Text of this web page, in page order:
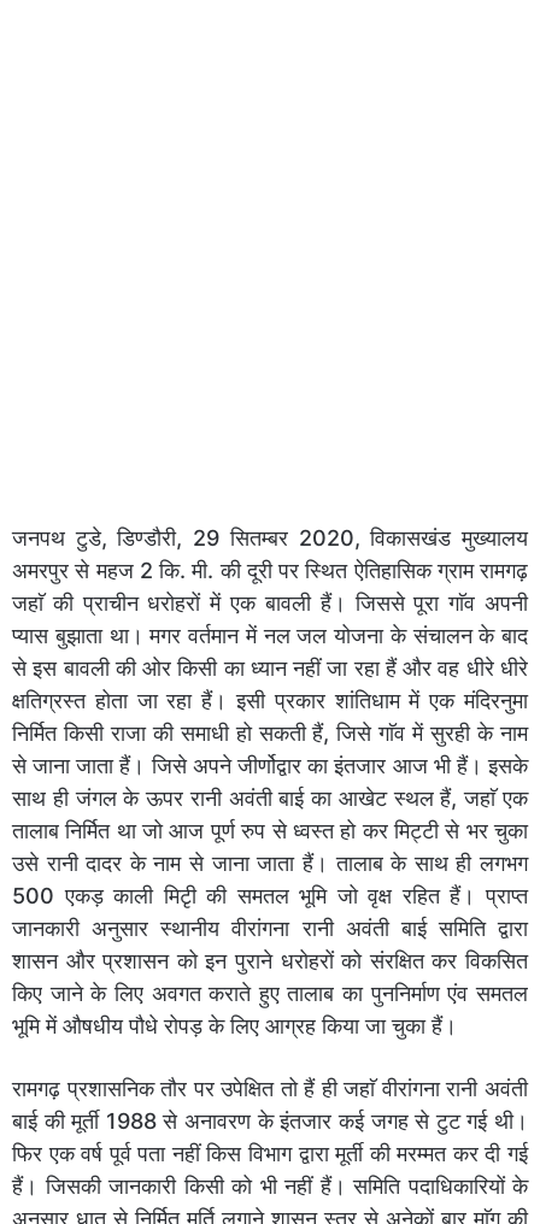
जनपथ टुडे, डिण्डौरी, 29 सितम्बर 2020, विकासखंड मुख्यालय
अमरपुर से महज 2 कि. मी. की दूरी पर स्थित ऐतिहासिक ग्राम रामगढ़
जहाॅ की प्राचीन धरोहरों में एक बावली हैं। जिससे पूरा गाॅव अपनी
प्यास बुझाता था। मगर वर्तमान में नल जल योजना के संचालन के बाद
से इस बावली की ओर किसी का ध्यान नहीं जा रहा हैं और वह धीरे धीरे
क्षतिग्रस्त होता जा रहा हैं। इसी प्रकार शांतिधाम में एक मंदिरनुमा
निर्मित किसी राजा की समाधी हो सकती हैं, जिसे गाॅव में सुरही के नाम
से जाना जाता हैं। जिसे अपने जीर्णोद्वार का इंतजार आज भी हैं। इसके
साथ ही जंगल के ऊपर रानी अवंती बाई का आखेट स्थल हैं, जहाॅ एक
तालाब निर्मित था जो आज पूर्ण रुप से ध्वस्त हो कर मिट्टी से भर चुका
उसे रानी दादर के नाम से जाना जाता हैं। तालाब के साथ ही लगभग
500 एकड़ काली मिटृी की समतल भूमि जो वृक्ष रहित हैं। प्राप्त
जानकारी अनुसार स्थानीय वीरांगना रानी अवंती बाई समिति द्वारा
शासन और प्रशासन को इन पुराने धरोहरों को संरक्षित कर विकसित
किए जाने के लिए अवगत कराते हुए तालाब का पुननिर्माण एंव समतल
भूमि में औषधीय पौधे रोपड़ के लिए आग्रह किया जा चुका हैं।
रामगढ़ प्रशासनिक तौर पर उपेक्षित तो हैं ही जहाॅ वीरांगना रानी अवंती
बाई की मूर्ती 1988 से अनावरण के इंतजार कई जगह से टुट गई थी।
फिर एक वर्ष पूर्व पता नहीं किस विभाग द्वारा मूर्ती की मरम्मत कर दी गई
हैं। जिसकी जानकारी किसी को भी नहीं हैं। समिति पदाधिकारियों के
अनुसार धातु से निर्मित मूर्ति लगाने शासन स्तर से अनेकों बार माॅग की